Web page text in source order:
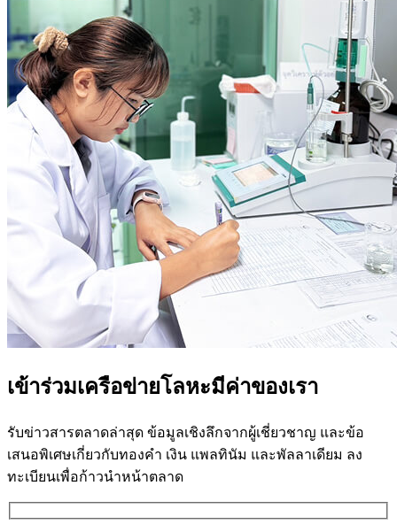
เข้าร่วมเครือข่ายโลหะมีค่าของเรา
รับข่าวสารตลาดล่าสุด ข้อมูลเชิงลึกจากผู้เชี่ยวชาญ และข้อ
เสนอพิเศษเกี่ยวกับทองคำ เงิน แพลทินัม และพัลลาเดียม ลง
ทะเบียนเพื่อก้าวนำหน้าตลาด